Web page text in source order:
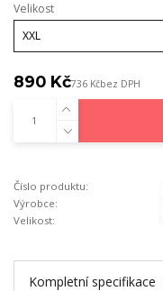
Velikost
890 Kč736 Kčbez DPH
Číslo produktu:
Výrobce:
Velikost:
Kompletní specifikace